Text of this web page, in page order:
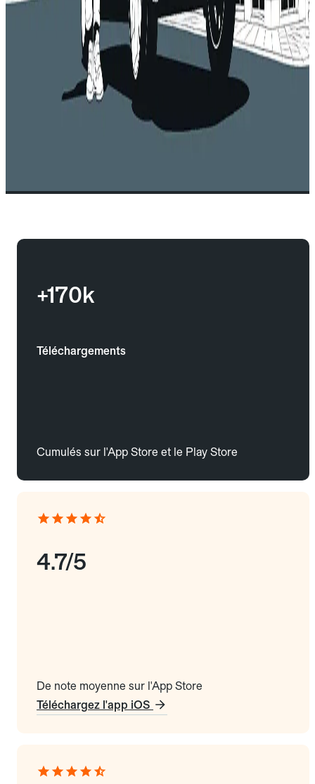
+170k
Téléchargements
Cumulés sur l'App Store et le Play Store
4.7/5
De note moyenne sur l'App Store
Téléchargez l'app iOS